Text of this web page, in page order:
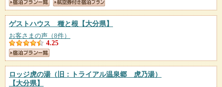
ゲストハウス 種と根 【大分県】
お客さまの声（8件）
4.25
ロッジ虎の湯（旧：トライアル温泉郷 虎乃湯）
【大分県】